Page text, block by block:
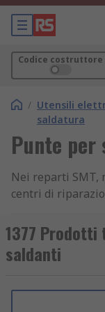
Codice costruttore
/ Utensili
saldatura
Punte
Nei reparti SMT,
centri di
il componente
termico preciso,
prolungata
resistere
1377
saldanti